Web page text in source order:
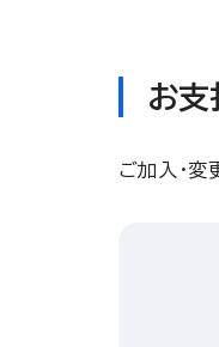
お支
ご加入・変